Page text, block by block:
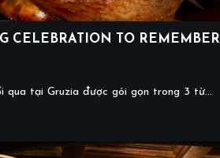
CELEBRATION TO REMEMBER
qua tại Gruzia được gói gọn trong 3 từ...